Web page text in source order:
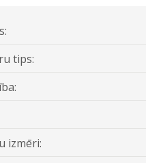
tips:
izmēri: